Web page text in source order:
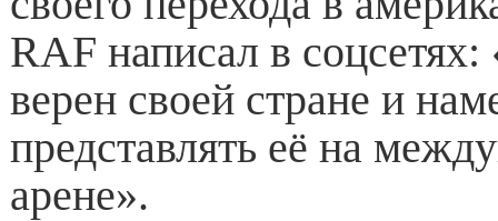
RAF написал в
верен своей стране и
представлять её на
арене».